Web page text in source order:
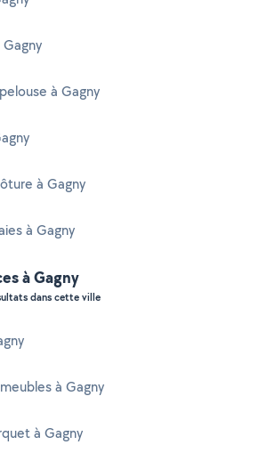
Gagny
à Gagny
à Gagny
à Gagny
à Gagny
dans cette ville
à Gagny
à Gagny